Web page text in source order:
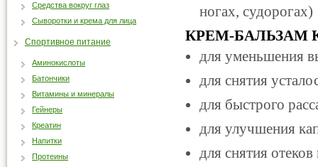
ногах, судорогах)
КРЕМ-БАЛЬЗАМ
для уменьшения
для снятия
для быстрого
для улучшения
для снятия
Средства вокруг глаз
Сыворотки и крема для лица
Спортивное питание
Аминокислоты
Батончики
Витамины и минералы
Гейнеры
Креатин
Напитки
Протеины